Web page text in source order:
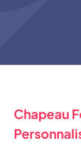
Chapeau